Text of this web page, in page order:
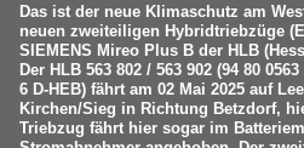
Das ist der neue Klimaschutz am
neuen zweiteiligen Hybridtriebzüge
SIEMENS Mireo Plus B der HLB
Der HLB 563 802 / 563 902 (94 80
6 D-HEB) fährt am 02 Mai 2025 auf
Kirchen/Sieg in Richtung Betzdorf,
Triebzug fährt hier sogar im